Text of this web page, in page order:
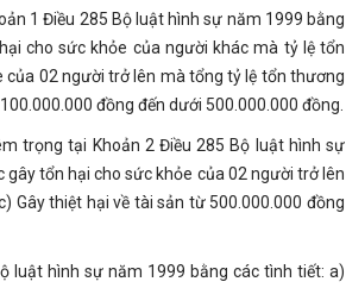
1 Điều 285 Bộ luật hình sự năm 1999 bằng
cho sức khỏe của người khác mà tỷ lệ tổn
của 02 người trở lên mà tổng tỷ lệ tổn thương
đồng đến dưới 500.000.000 đồng.
trọng tại Khoản 2 Điều 285 Bộ luật hình sự
tổn hại cho sức khỏe của 02 người trở lên
Gây thiệt hại về tài sản từ 500.000.000 đồng
luật hình sự năm 1999 bằng các tình tiết: a)